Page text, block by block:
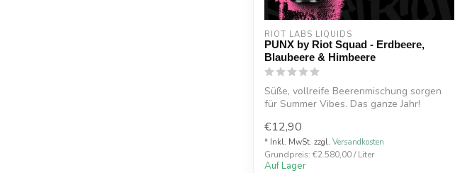
RIOT LABS LIQUIDS
PUNX by Riot Squad - Erdbeere,
Blaubeere & Himbeere
Süße, vollreife Beerenmischung sorgen
für Summer Vibes. Das ganze Jahr!
€12,90
* Inkl. MwSt. zzgl. Versandkosten
Grundpreis: €2.580,00 / Liter
Auf Lager